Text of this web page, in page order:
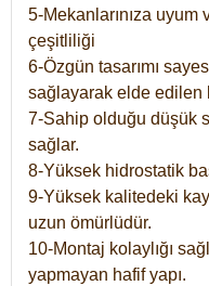
5-Mekanlarınıza
çeşitliliği
6-Özgün tasarımı
sağlayarak elde edilen
7-Sahip olduğu düşük
sağlar.
8-Yüksek hidrostatik
9-Yüksek kalitedeki
uzun ömürlüdür.
10-Montaj kolaylığı
yapmayan hafif yapı.